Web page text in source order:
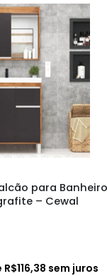
para
– Cewal
R$116,38 sem juros